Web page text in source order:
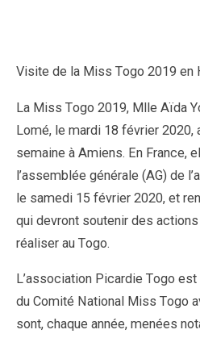
Visite de la Miss Togo 2019 en
La Miss Togo 2019, Mlle Aïda
Lomé, le mardi 18 février 2020,
semaine à Amiens. En France,
l’assemblée générale (AG) de
le samedi 15 février 2020, et
qui devront soutenir des
réaliser au Togo.
L’association Picardie Togo
du Comité National Miss Togo
sont, chaque année, menées